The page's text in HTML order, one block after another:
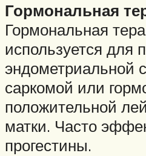
Гормональная
Гормональная
используется для
эндометриальной
саркомой или
положительной
матки. Часто
прогестины.